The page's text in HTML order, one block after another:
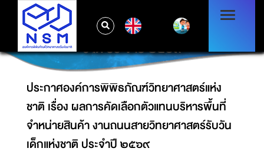
ประกาศองค์การพิพิธภัณฑ์วิทยาศาสตร์แห่งชาติ
เรื่อง ผลการคัดเลือกตัวแทนบริหารพื้นที่จำหน่าย
สินค้า งานถนนสายวิทยาศาสตร์รับวันเด็กแห่ง
ชาติ ประจำปี ๒๕๖๙
ประกาศองค์การพิพิธภัณฑ์วิทยาศาสตร์แห่ง
ชาติ เรื่อง ผลการคัดเลือกตัวแทนบริหารพื้นที่
จำหน่ายสินค้า งานถนนสายวิทยาศาสตร์รับวัน
เด็กแห่งชาติ ประจำปี ๒๕๖๙